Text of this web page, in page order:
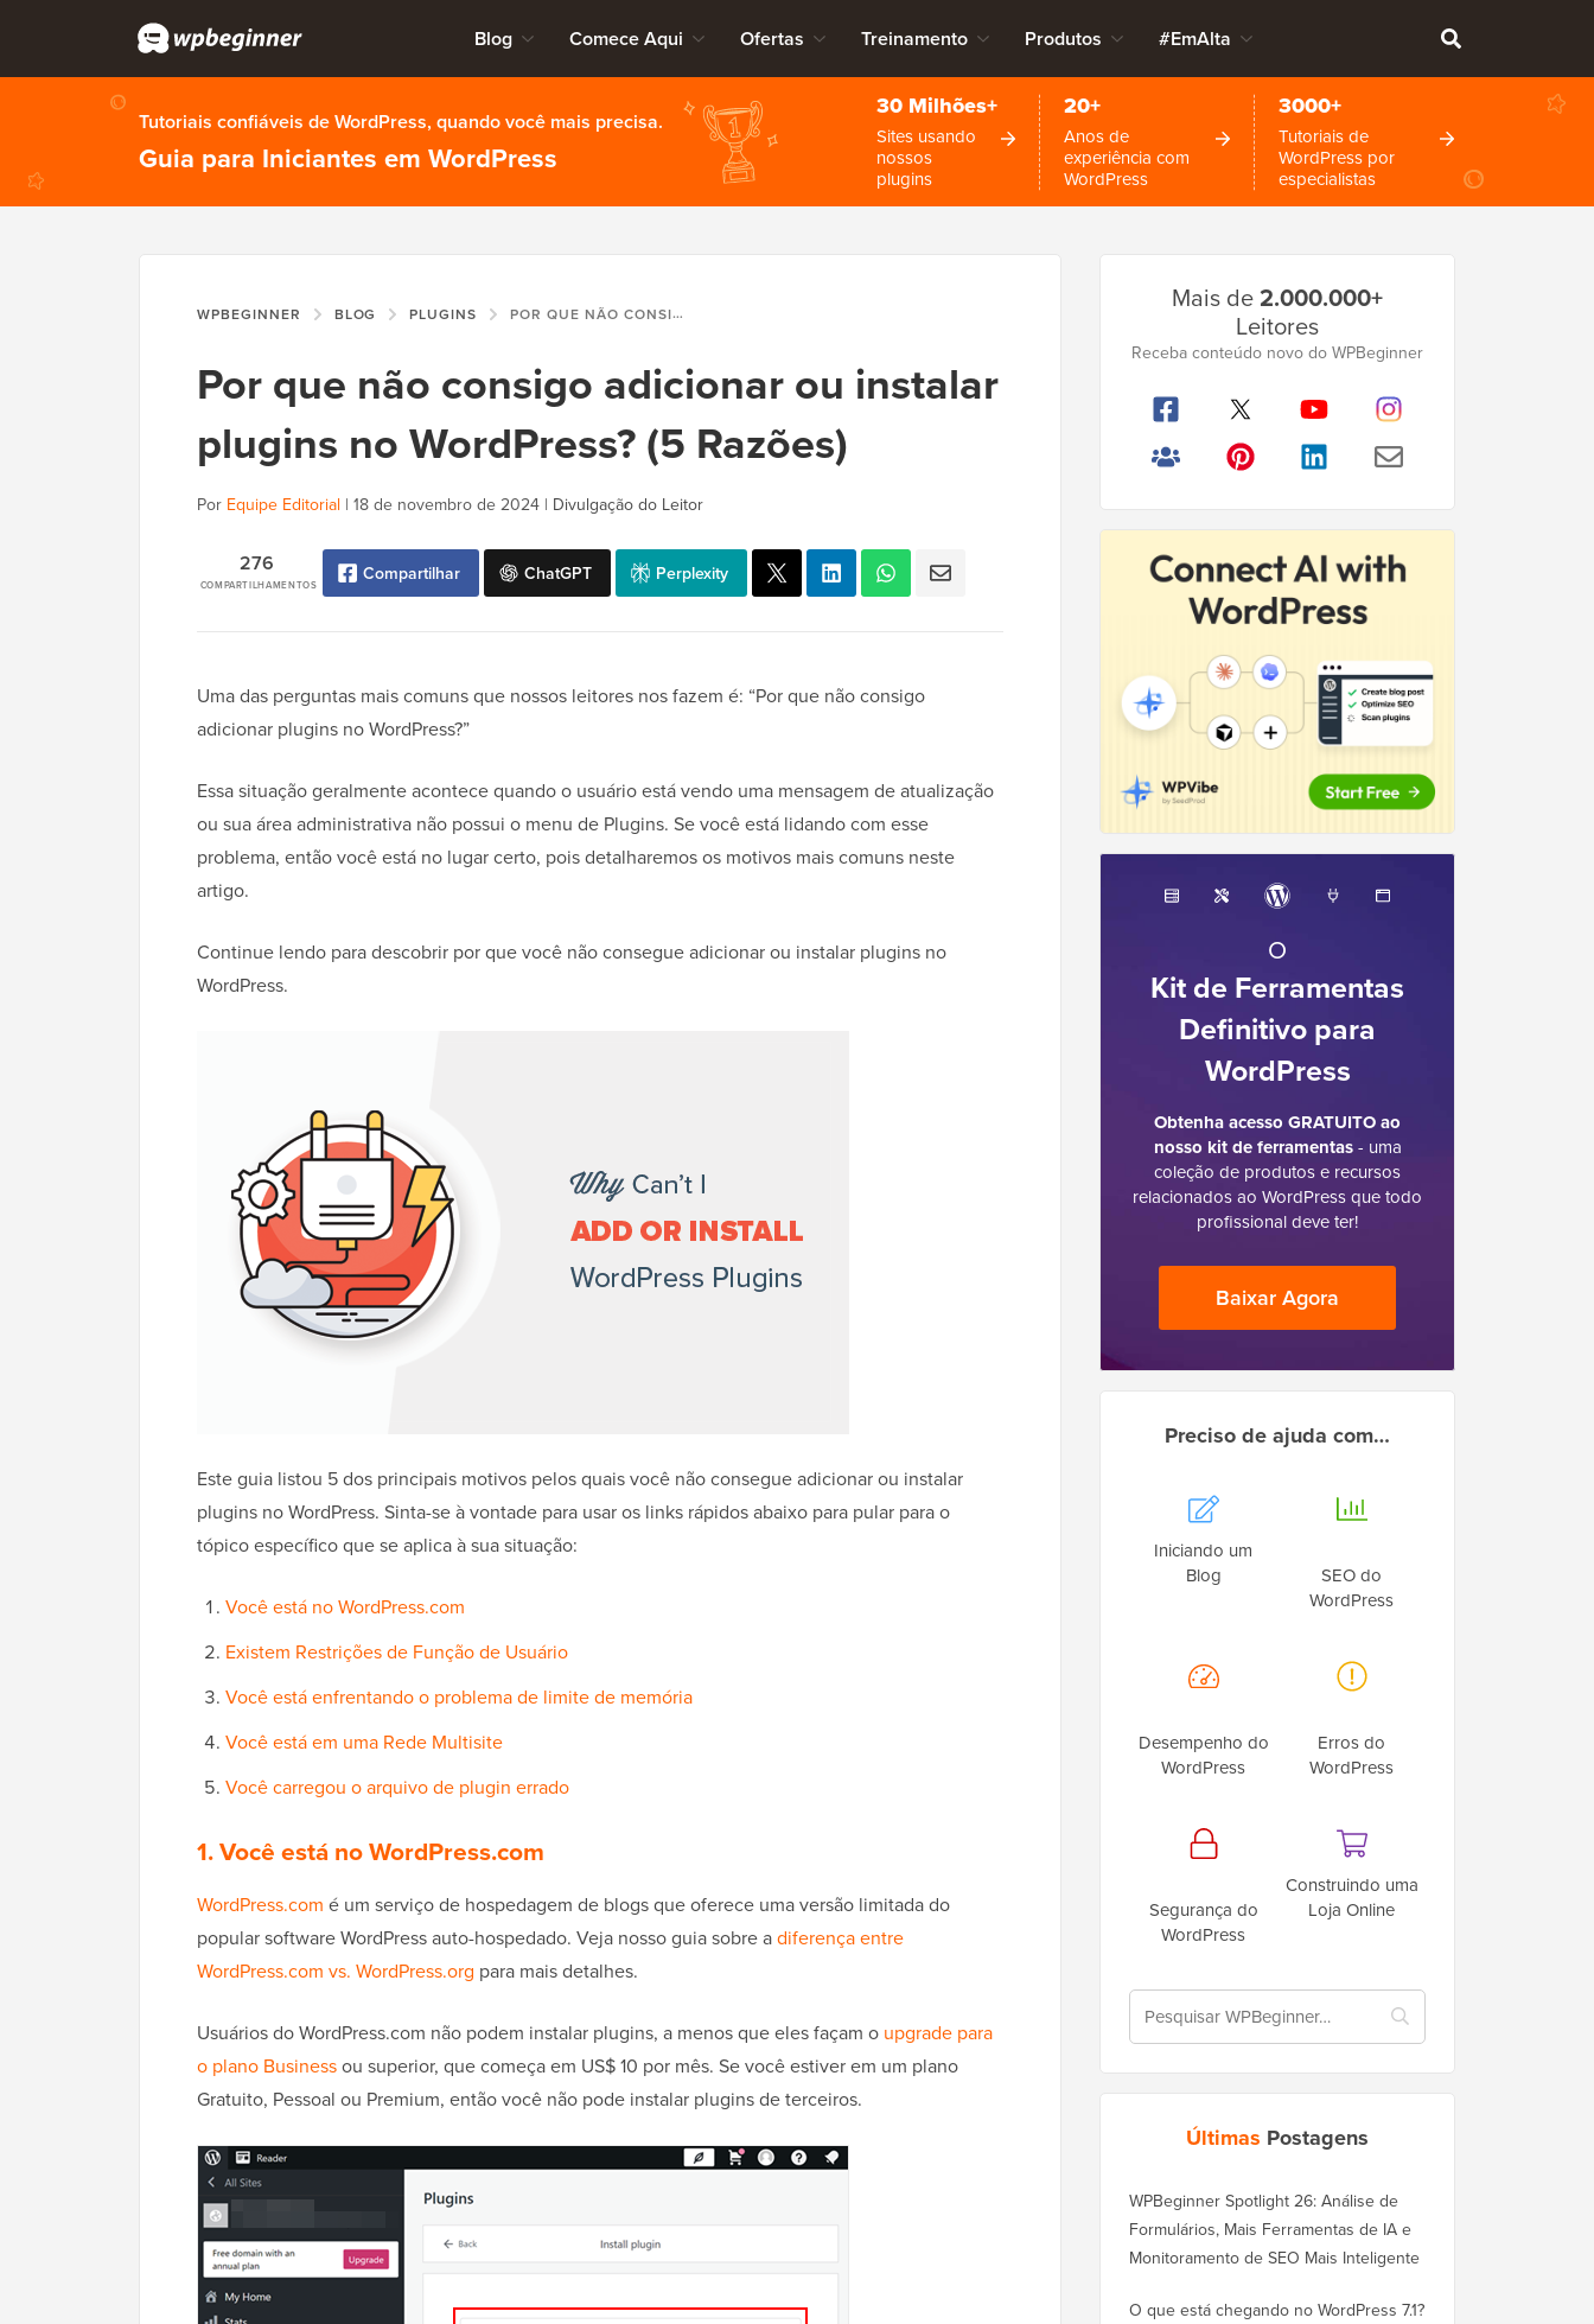
Blog Comece Aqui Ofertas Treinamento Produtos #EmAlta
Tutoriais confiáveis de WordPress, quando você mais precisa.
Guia para Iniciantes em WordPress
30 Milhões+
Sites usando
nossos
plugins
20+
Anos de
experiência com
WordPress
3000+
Tutoriais de
WordPress por
especialistas
WPBEGINNER BLOG PLUGINS POR QUE NÃO CONSIGO ADICIONAR OU INSTALAR PLUGINS NO WORDPRESS? (5 RAZÕES)
Por que não consigo adicionar ou instalar
plugins no WordPress? (5 Razões)
Por Equipe Editorial | 18 de novembro de 2024 | Divulgação do Leitor
COMPARTILHAMENTOS
276 Compartilhar ChatGPT Perplexity
Uma das perguntas mais comuns que nossos leitores nos fazem é: “Por que não consigo
adicionar plugins no WordPress?”
Essa situação geralmente acontece quando o usuário está vendo uma mensagem de atualização
ou sua área administrativa não possui o menu de Plugins. Se você está lidando com esse
problema, então você está no lugar certo, pois detalharemos os motivos mais comuns neste
artigo.
Continue lendo para descobrir por que você não consegue adicionar ou instalar plugins no
WordPress.
Este guia listou 5 dos principais motivos pelos quais você não consegue adicionar ou instalar
plugins no WordPress. Sinta-se à vontade para usar os links rápidos abaixo para pular para o
tópico específico que se aplica à sua situação:
Você está no WordPress.com
Existem Restrições de Função de Usuário
Você está enfrentando o problema de limite de memória
Você está em uma Rede Multisite
Você carregou o arquivo de plugin errado
1. Você está no WordPress.com
WordPress.com é um serviço de hospedagem de blogs que oferece uma versão limitada do
popular software WordPress auto-hospedado. Veja nosso guia sobre adiferença entre
WordPress.com vs. WordPress.org para mais detalhes.
Usuários do WordPress.com não podem instalar plugins, a menos que eles façam o upgrade para
o plano Businessou superior, que começa em US$ 10 por mês. Se você estiver em um plano
Gratuito, Pessoal ou Premium, então você não pode instalar plugins de terceiros.
Lateral
Principal
Mais de2.000.000+
Leitores
Receba conteúdo novo do WPBeginner
O
Kit de Ferramentas
Definitivo para
WordPress
Obtenha acesso GRATUITO ao
nosso kit de ferramentas- uma
coleção de produtos e recursos
relacionados ao WordPress que todo
profissional deve ter!
Baixar Agora
Preciso de ajuda com…
Iniciando um
Blog
SEO do
WordPress
Desempenho do
WordPress
Erros do
WordPress
Segurança do
WordPress
Construindo uma
Loja Online
Últimas Postagens
WPBeginner Spotlight 26: Análise de
Formulários, Mais Ferramentas de IA e
Monitoramento de SEO Mais Inteligente
O que está chegando no WordPress 7.1?